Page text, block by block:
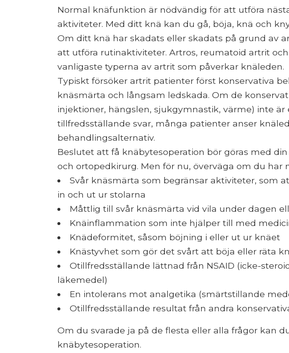
Normal knäfunktion är nödvändig för att utföra
aktiviteter. Med ditt knä kan du gå, böja, knä och
Om ditt knä har skadats eller skadats på grund av
att utföra rutinaktiviteter. Artros, reumatoid artrit
vanligaste typerna av artrit som påverkar knäleden.
Typiskt försöker artrit patienter först konservativa
knäsmärta och långsam ledskada. Om de
injektioner, hängslen, sjukgymnastik, värme) inte
tillfredsställande svar, många patienter anser
behandlingsalternativ.
Beslutet att få knäbytesoperation bör göras med
och ortopedkirurg. Men för nu, överväga om du har
Svår knäsmärta som begränsar aktiviteter, som
in och ut ur stolarna
Måttlig till svår knäsmärta vid vila under dagen
Knäinflammation som inte hjälper till med
Knädeformitet, såsom böjning i eller ut ur knäet
Knästyvhet som gör det svårt att böja eller räta
Otillfredsställande lättnad från NSAID (icke-
läkemedel)
En intolerans mot analgetika (smärtstillande
Otillfredsställande resultat från andra
Om du svarade ja på de flesta eller alla frågor kan
knäbytesoperation.